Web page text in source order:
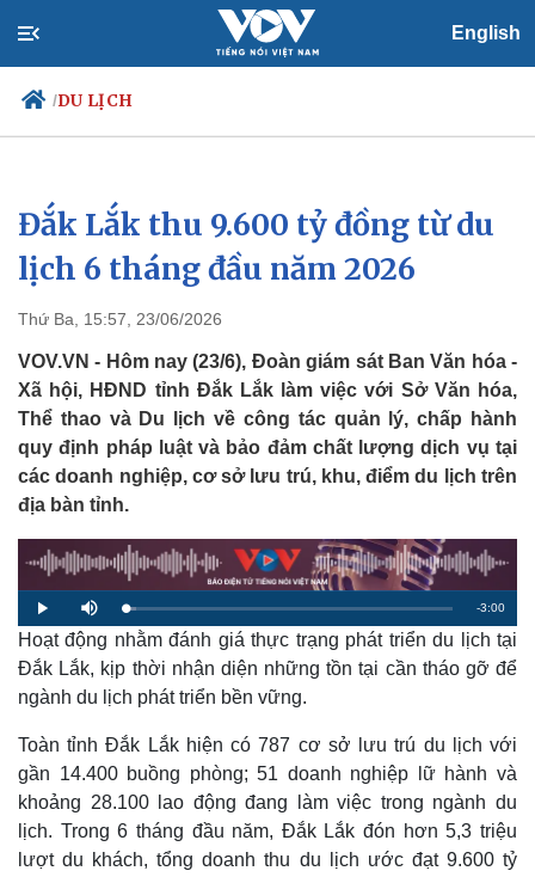
English
/DU LỊCH
Chính trị
Đảng
Tổ chức nhân sự
Nhận diện sự thật
Xã hội
Tin 24h
Dự báo thời tiết
Việc làm
Biển đảo
Đắk Lắk thu 9.600 tỷ đồng từ du
lịch 6 tháng đầu năm 2026
Thứ Ba, 15:57, 23/06/2026
VOV.VN - Hôm nay (23/6), Đoàn giám sát Ban Văn hóa -
Xã hội, HĐND tỉnh Đắk Lắk làm việc với Sở Văn hóa,
Thể thao và Du lịch về công tác quản lý, chấp hành
quy định pháp luật và bảo đảm chất lượng dịch vụ tại
các doanh nghiệp, cơ sở lưu trú, khu, điểm du lịch trên
địa bàn tỉnh.
P
l
a
y
M
u
t
e
L
o
a
d
e
d
3
.
%
R
e
n
-3:00
Hoạt động nhằm đánh giá thực trạng phát triển du lịch tại
Đắk Lắk, kịp thời nhận diện những tồn tại cần tháo gỡ để
ngành du lịch phát triển bền vững.
Toàn tỉnh Đắk Lắk hiện có 787 cơ sở lưu trú du lịch với
gần 14.400 buồng phòng; 51 doanh nghiệp lữ hành và
khoảng 28.100 lao động đang làm việc trong ngành du
lịch. Trong 6 tháng đầu năm, Đắk Lắk đón hơn 5,3 triệu
lượt du khách, tổng doanh thu du lịch ước đạt 9.600 tỷ